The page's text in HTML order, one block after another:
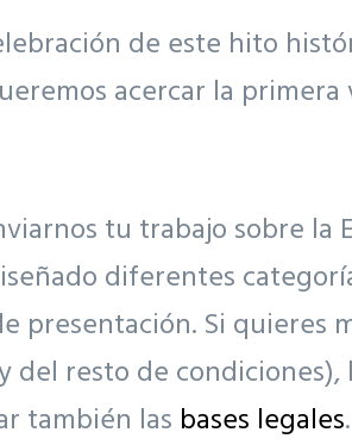
de este hito
acercar la
tu trabajo sobre la
diferentes
presentación. Si
resto de
también las bases legales.